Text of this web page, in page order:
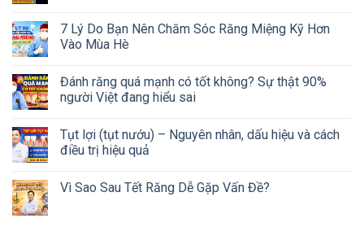
7 Lý Do Bạn Nên Chăm Sóc Răng Miệng Kỹ Hơn
Vào Mùa Hè
Đánh răng quá mạnh có tốt không? Sự thật 90%
người Việt đang hiểu sai
Tụt lợi (tụt nướu) – Nguyên nhân, dấu hiệu và cách
điều trị hiệu quả
Vì Sao Sau Tết Răng Dễ Gặp Vấn Đề?